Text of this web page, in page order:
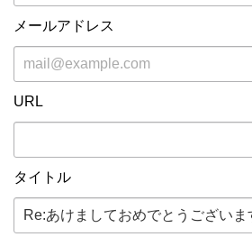
メールアドレス
URL
タイトル